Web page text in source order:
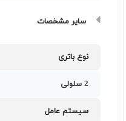
سایر مشخصات
نوع باتری
2 سلولی
سیستم عامل